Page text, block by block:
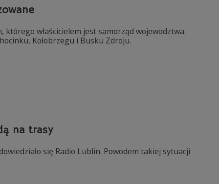
właścicielem jest samorząd wojewodztwa.
Kołobrzegu i Busku Zdroju.
na trasy
się Radio Lublin. Powodem takiej sytuacji